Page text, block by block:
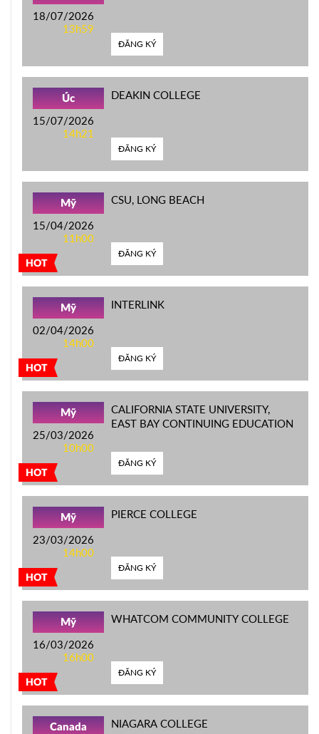
18/07/2026
13h59
ĐĂNG KÝ
Úc
15/07/2026
14h21
DEAKIN COLLEGE
ĐĂNG KÝ
HOT
Mỹ
15/04/2026
11h00
CSU, LONG BEACH
ĐĂNG KÝ
HOT
Mỹ
02/04/2026
14h00
INTERLINK
ĐĂNG KÝ
HOT
Mỹ
25/03/2026
10h00
CALIFORNIA STATE UNIVERSITY,
EAST BAY CONTINUING EDUCATION
ĐĂNG KÝ
HOT
Mỹ
23/03/2026
14h00
PIERCE COLLEGE
ĐĂNG KÝ
HOT
Mỹ
16/03/2026
16h00
WHATCOM COMMUNITY COLLEGE
ĐĂNG KÝ
Canada NIAGARA COLLEGE